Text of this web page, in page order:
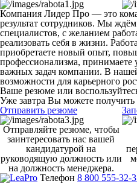
Компания Лидер Про — это
результат сотрудников. Мы
специалистов, с желанием
реализовать себя в жизни.
приобретаете новый опыт,
профессионализма,
важных задач компании. В
возможности для карьерного
Ваше резюме или
Уже завтра Вы можете
Отправить резюме
Отправляйте резюме, чтобы
заинтересовать нас вашей
кандидатурой на
руководящую должность или
на должность менеджера.
Телефон 8 800 555-32-